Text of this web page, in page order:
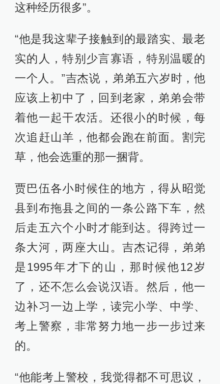
这种经历很多”。
“他是我这辈子接触到的最踏实、最老
实的人，特别少言寡语，特别温暖的
一个人。”吉杰说，弟弟五六岁时，他
应该上初中了，回到老家，弟弟会带
着他一起干农活。还很小的时候，每
次追赶山羊，他都会跑在前面。割完
草，他会选重的那一捆背。
贾巴伍各小时候住的地方，得从昭觉
县到布拖县之间的一条公路下车，然
后走五六个小时才能到达。得跨过一
条大河，两座大山。吉杰记得，弟弟
是1995年才下的山，那时候他12岁
了，还不怎么会说汉语。然后，他一
边补习一边上学，读完小学、中学、
考上警察，非常努力地一步一步过来
的。
“他能考上警校，我觉得都不可思议，